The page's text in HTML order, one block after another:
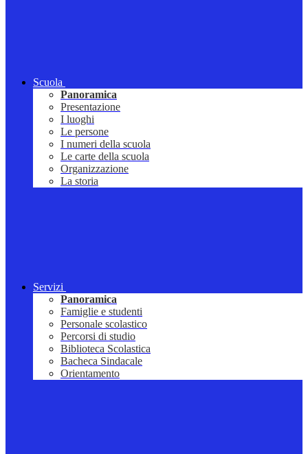
Scuola
Panoramica
Presentazione
I luoghi
Le persone
I numeri della scuola
Le carte della scuola
Organizzazione
La storia
Servizi
Panoramica
Famiglie e studenti
Personale scolastico
Percorsi di studio
Biblioteca Scolastica
Bacheca Sindacale
Orientamento